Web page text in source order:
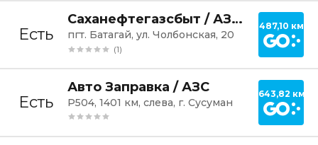
Есть
Саханефтегазсбыт / АЗС №028
пгт. Батагай, ул. Чолбонская, 20
(1)
487,10 км
Есть
Авто Заправка / АЗС
Р504, 1401 км, слева, г. Сусуман
643,82 км